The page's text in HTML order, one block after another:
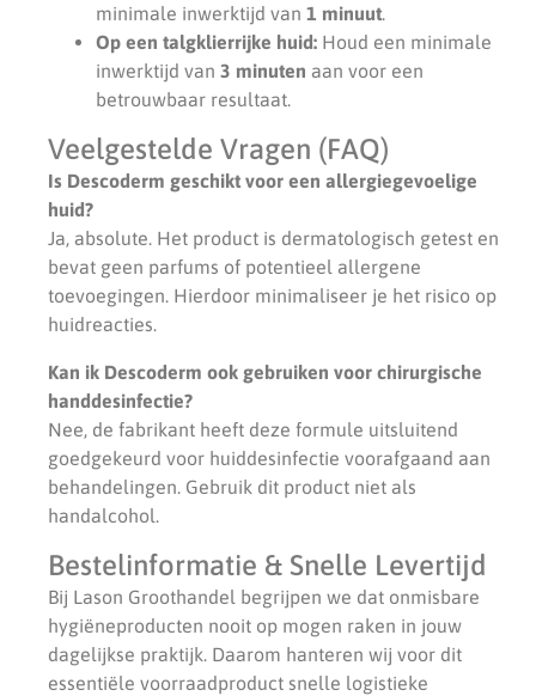
minimale inwerktijd van 1 minuut.
Op een talgklierrijke huid: Houd een minimale
inwerktijd van 3 minuten aan voor een
betrouwbaar resultaat.
Veelgestelde Vragen (FAQ)
Is Descoderm geschikt voor een allergiegevoelige
huid?
Ja, absolute. Het product is dermatologisch getest en
bevat geen parfums of potentieel allergene
toevoegingen. Hierdoor minimaliseer je het risico op
huidreacties.
Kan ik Descoderm ook gebruiken voor chirurgische
handdesinfectie?
Nee, de fabrikant heeft deze formule uitsluitend
goedgekeurd voor huiddesinfectie voorafgaand aan
behandelingen. Gebruik dit product niet als
handalcohol.
Bestelinformatie & Snelle Levertijd
Bij Lason Groothandel begrijpen we dat onmisbare
hygiëneproducten nooit op mogen raken in jouw
dagelijkse praktijk. Daarom hanteren wij voor dit
essentiële voorraadproduct snelle logistieke